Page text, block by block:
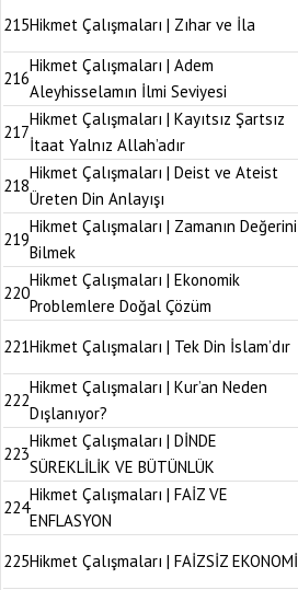
215Hikmet Çalışmaları | Zıhar ve İla
216
Hikmet Çalışmaları | Adem
Aleyhisselamın İlmi Seviyesi
217
Hikmet Çalışmaları | Kayıtsız Şartsız
İtaat Yalnız Allah’adır
218
Hikmet Çalışmaları | Deist ve Ateist
Üreten Din Anlayışı
219
Hikmet Çalışmaları | Zamanın Değerini
Bilmek
220
Hikmet Çalışmaları | Ekonomik
Problemlere Doğal Çözüm
221Hikmet Çalışmaları | Tek Din İslam’dır
222
Hikmet Çalışmaları | Kur’an Neden
Dışlanıyor?
223
Hikmet Çalışmaları | DİNDE
SÜREKLİLİK VE BÜTÜNLÜK
224
Hikmet Çalışmaları | FAİZ VE
ENFLASYON
225Hikmet Çalışmaları | FAİZSİZ EKONOMİ